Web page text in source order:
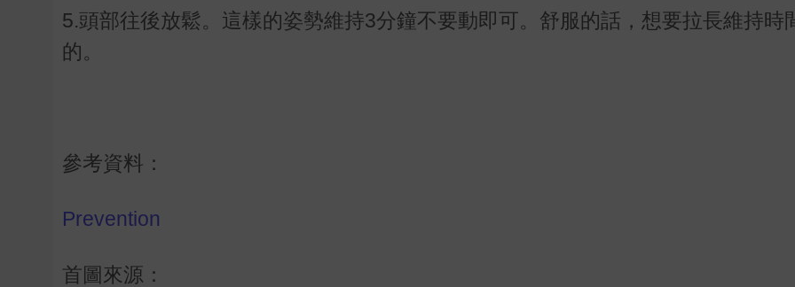
5.頭部往後放鬆。這樣的姿勢維持3分鐘不要動即可。舒服的話，想要拉長維持時
的。
參考資料：
Prevention
首圖來源：